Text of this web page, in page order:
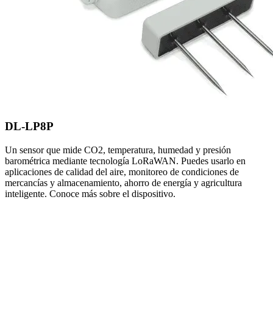
DL-LP8P
Un sensor que mide CO2, temperatura, humedad y presión
barométrica mediante tecnología LoRaWAN. Puedes usarlo en
aplicaciones de calidad del aire, monitoreo de condiciones de
mercancías y almacenamiento, ahorro de energía y agricultura
inteligente. Conoce más sobre el dispositivo.